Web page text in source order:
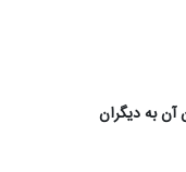
آن به دیگران